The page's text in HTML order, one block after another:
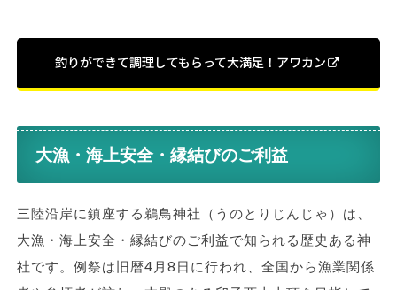
釣りができて調理してもらって大満足！アワカン
大漁・海上安全・縁結びのご利益
三陸沿岸に鎮座する鵜鳥神社（うのとりじんじゃ）は、
大漁・海上安全・縁結びのご利益で知られる歴史ある神
社です。例祭は旧暦4月8日に行われ、全国から漁業関係